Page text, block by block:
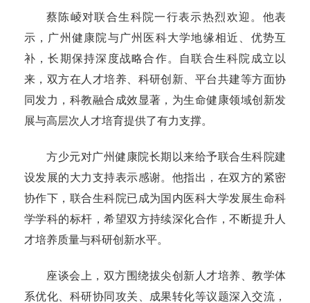
蔡陈崚对联合生科院一行表示热烈欢迎。他表
示，广州健康院与广州医科大学地缘相近、优势互
补，长期保持深度战略合作。自联合生科院成立以
来，双方在人才培养、科研创新、平台共建等方面协
同发力，科教融合成效显著，为生命健康领域创新发
展与高层次人才培育提供了有力支撑。
方少元对广州健康院长期以来给予联合生科院建
设发展的大力支持表示感谢。他指出，在双方的紧密
协作下，联合生科院已成为国内医科大学发展生命科
学学科的标杆，希望双方持续深化合作，不断提升人
才培养质量与科研创新水平。
座谈会上，双方围绕拔尖创新人才培养、教学体
系优化、科研协同攻关、成果转化等议题深入交流，